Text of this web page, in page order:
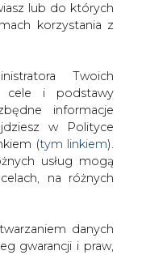
lub do których
korzystania z
Twoich
cele i podstawy
informacje
w Polityce
(tym linkiem).
usług mogą
na różnych
danych
gwarancji i praw,